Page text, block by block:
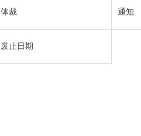
体裁 通知
废止日期